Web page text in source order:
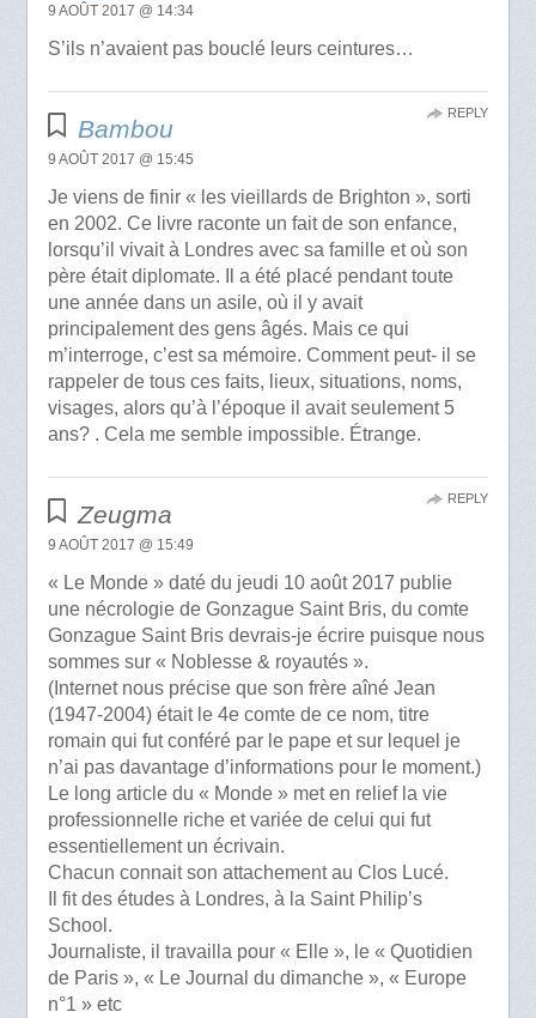
9 AOÛT 2017 @ 14:34
S’ils n’avaient pas bouclé leurs ceintures…
Bambou
9 AOÛT 2017 @ 15:45
Je viens de finir « les vieillards de Brighton », sorti
en 2002. Ce livre raconte un fait de son enfance,
lorsqu’il vivait à Londres avec sa famille et où son
père était diplomate. Il a été placé pendant toute
une année dans un asile, où il y avait
principalement des gens âgés. Mais ce qui
m’interroge, c’est sa mémoire. Comment peut- il se
rappeler de tous ces faits, lieux, situations, noms,
visages, alors qu’à l’époque il avait seulement 5
ans? . Cela me semble impossible. Étrange.
REPLY
Zeugma
9 AOÛT 2017 @ 15:49
« Le Monde » daté du jeudi 10 août 2017 publie
une nécrologie de Gonzague Saint Bris, du comte
Gonzague Saint Bris devrais-je écrire puisque nous
sommes sur « Noblesse & royautés ».
(Internet nous précise que son frère aîné Jean
(1947-2004) était le 4e comte de ce nom, titre
romain qui fut conféré par le pape et sur lequel je
n’ai pas davantage d’informations pour le moment.)
Le long article du « Monde » met en relief la vie
professionnelle riche et variée de celui qui fut
essentiellement un écrivain.
Chacun connait son attachement au Clos Lucé.
Il fit des études à Londres, à la Saint Philip’s
School.
Journaliste, il travailla pour « Elle », le « Quotidien
de Paris », « Le Journal du dimanche », « Europe
n°1 » etc
REPLY